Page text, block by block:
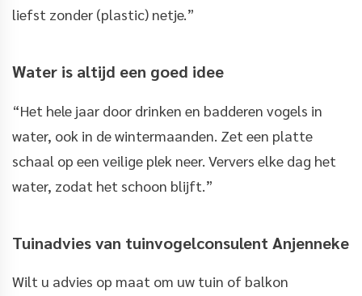
liefst zonder (plastic) netje.”
Water is altijd een goed idee
“Het hele jaar door drinken en badderen vogels in
water, ook in de wintermaanden. Zet een platte
schaal op een veilige plek neer. Ververs elke dag het
water, zodat het schoon blijft.”
Tuinadvies van tuinvogelconsulent Anjenneke
Wilt u advies op maat om uw tuin of balkon